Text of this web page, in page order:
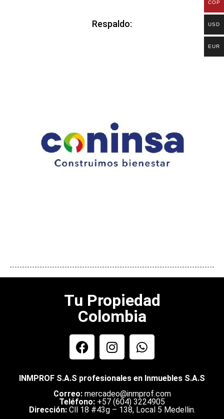
Respaldo:
Tu Propiedad
Colombia
INMPROF S.A.S profesionales en Inmuebles S.A.S
Correo: mercadeo@inmprof.com
Teléfono: +57 (604) 3224905
Dirección:Cll 18 #43g – 138, Local 5 Medellin.
COP
USD
EUR